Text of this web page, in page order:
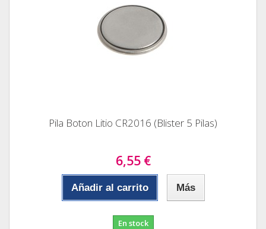
Pila Boton Litio CR2016 (Blister 5 Pilas)
6,55 €
Añadir al carrito Más
En stock